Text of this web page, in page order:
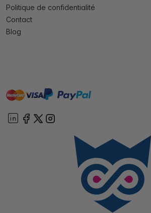
Politique de confidentialité
Contact
Blog
mastervisa paypal